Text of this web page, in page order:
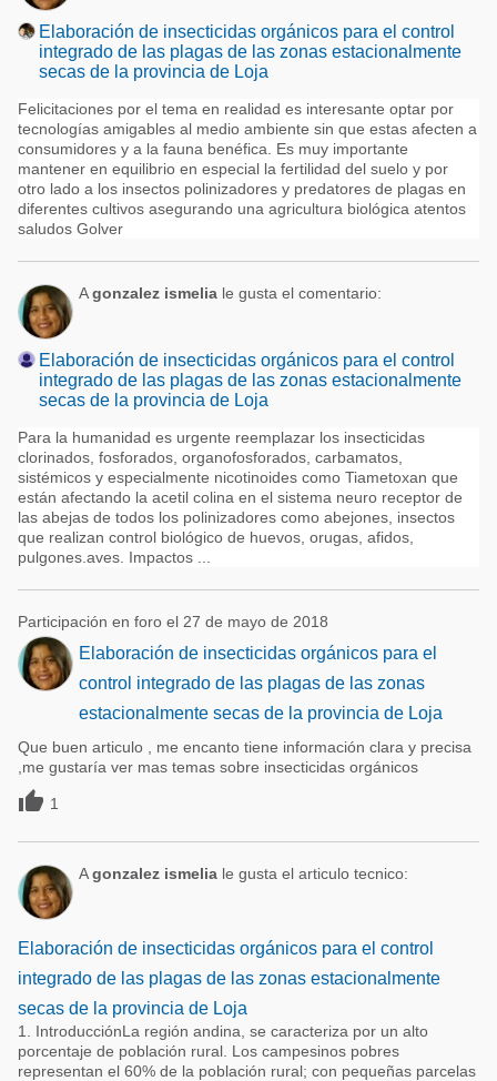
Elaboración de insecticidas orgánicos para el control
integrado de las plagas de las zonas estacionalmente
secas de la provincia de Loja
Felicitaciones por el tema en realidad es interesante optar por
tecnologías amigables al medio ambiente sin que estas afecten a
consumidores y a la fauna benéfica. Es muy importante
mantener en equilibrio en especial la fertilidad del suelo y por
otro lado a los insectos polinizadores y predatores de plagas en
diferentes cultivos asegurando una agricultura biológica atentos
saludos Golver
Agonzalez ismelia le gusta el comentario:
Elaboración de insecticidas orgánicos para el control
integrado de las plagas de las zonas estacionalmente
secas de la provincia de Loja
Para la humanidad es urgente reemplazar los insecticidas
clorinados, fosforados, organofosforados, carbamatos,
sistémicos y especialmente nicotinoides como Tiametoxan que
están afectando la acetil colina en el sistema neuro receptor de
las abejas de todos los polinizadores como abejones, insectos
que realizan control biológico de huevos, orugas, afidos,
pulgones.aves. Impactos ...
Participación en foro el 27 de mayo de 2018
Elaboración de insecticidas orgánicos para el
control integrado de las plagas de las zonas
estacionalmente secas de la provincia de Loja
Que buen articulo , me encanto tiene información clara y precisa
,me gustaría ver mas temas sobre insecticidas orgánicos
 1
Agonzalez ismelia le gusta el articulo tecnico:
Elaboración de insecticidas orgánicos para el control
integrado de las plagas de las zonas estacionalmente
secas de la provincia de Loja
1. IntroducciónLa región andina, se caracteriza por un alto
porcentaje de población rural. Los campesinos pobres
representan el 60% de la población rural; con pequeñas parcelas